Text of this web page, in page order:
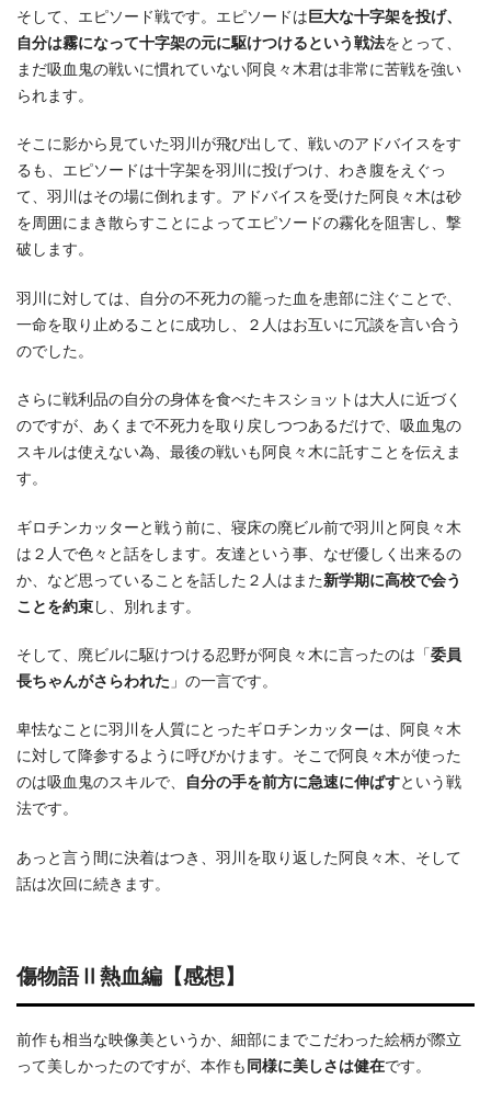
そして、エピソード戦です。エピソードは 巨大な十字架を投げ、
自分は霧になって十字架の元に駆けつけるという戦法をとって、
まだ吸血鬼の戦いに慣れていない阿良々木君は非常に苦戦を強い
られます。
そこに影から見ていた羽川が飛び出して、戦いのアドバイスをす
るも、エピソードは十字架を羽川に投げつけ、わき腹をえぐっ
て、羽川はその場に倒れます。アドバイスを受けた阿良々木は砂
を周囲にまき散らすことによってエピソードの霧化を阻害し、撃
破します。
羽川に対しては、自分の不死力の籠った血を患部に注ぐことで、
一命を取り止めることに成功し、２人はお互いに冗談を言い合う
のでした。
さらに戦利品の自分の身体を食べたキスショットは大人に近づく
のですが、あくまで不死力を取り戻しつつあるだけで、吸血鬼の
スキルは使えない為、最後の戦いも阿良々木に託すことを伝えま
す。
ギロチンカッターと戦う前に、寝床の廃ビル前で羽川と阿良々木
は２人で色々と話をします。友達という事、なぜ優しく出来るの
か、など思っていることを話した２人はまた 新学期に高校で会う
ことを約束 し、別れます。
そして、廃ビルに駆けつける忍野が阿良々木に言ったのは「 委員
長ちゃんがさらわれた 」の一言です。
卑怯なことに羽川を人質にとったギロチンカッターは、阿良々木
に対して降参するように呼びかけます。そこで阿良々木が使った
のは吸血鬼のスキルで、
自分の手を前方に急速に伸ばすという戦
法です。
あっと言う間に決着はつき、羽川を取り返した阿良々木、そして
話は次回に続きます。
傷物語Ⅱ熱血編【感想】
前作も相当な映像美というか、細部にまでこだわった絵柄が際立
って美しかったのですが、本作も 同様に美しさは健在です。